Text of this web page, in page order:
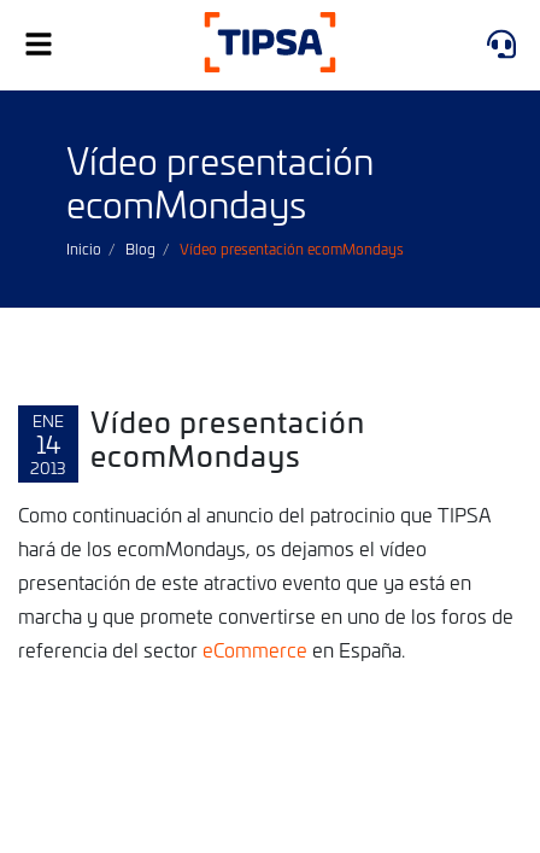
Alternar
navegación
Vídeo presentación
ecomMondays
Inicio Blog Vídeo presentación ecomMondays
ENE
14
2013
Vídeo presentación
ecomMondays
Como continuación al anuncio del patrocinio que TIPSA
hará de los ecomMondays, os dejamos el vídeo
presentación de este atractivo evento que ya está en
marcha y que promete convertirse en uno de los foros de
referencia del sector eCommerce en España.